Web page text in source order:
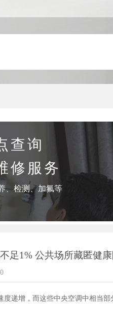
查询
修服务
、检测、加氟等
足1% 公共场所藏匿健
递增，而这些中央空调中相当部